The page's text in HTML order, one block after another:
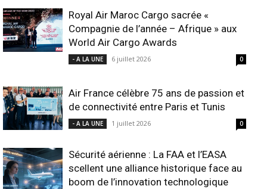
Royal Air Maroc Cargo sacrée «
Compagnie de l’année – Afrique » aux
World Air Cargo Awards
- A LA UNE 6 juillet 2026 0
Air France célèbre 75 ans de passion et
de connectivité entre Paris et Tunis
- A LA UNE 1 juillet 2026 0
Sécurité aérienne : La FAA et l’EASA
scellent une alliance historique face au
boom de l’innovation technologique